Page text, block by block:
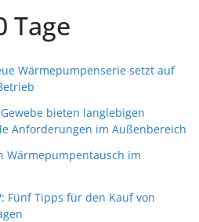
Tage
Wärmepumpenserie setzt auf
Gewebe bieten langlebigen
Anforderungen im Außenbereich
Wärmepumpentausch im
Fünf Tipps für den Kauf von